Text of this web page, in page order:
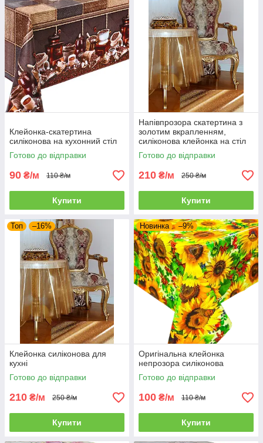
Клейонка-скатертина
силіконова на кухонний стіл
Готово до відправки
90 ₴/м 110 ₴/м
Купити
Напівпрозора скатертина з
золотим вкрапленням,
силіконова клейонка на стіл
Золото
Готово до відправки
210 ₴/м 250 ₴/м
Купити
Топ –16%
Клейонка силіконова для
кухні
Готово до відправки
210 ₴/м 250 ₴/м
Купити
Новинка –9%
Оригінальна клейонка
непрозора силіконова
Готово до відправки
100 ₴/м 110 ₴/м
Купити